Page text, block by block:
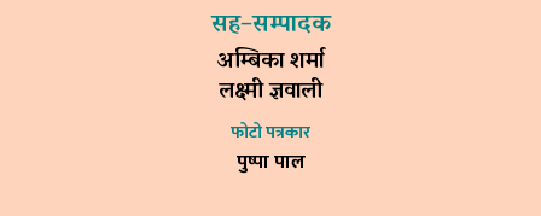
सह–सम्पादक
अम्बिका शर्मा
लक्ष्मी ज्ञवाली
फोटो पत्रकार
पुष्पा पाल